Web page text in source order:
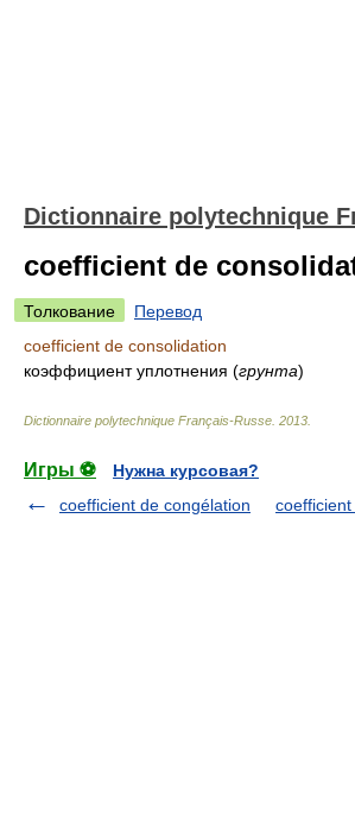
Dictionnaire polytechnique
coefficient de
Толкование
Перевод
coefficient de consolidation
коэффициент уплотнения (грунта)
Dictionnaire polytechnique Français-Russe 2013
Игры ⚽
Нужна курсовая?
coefficient de congélation